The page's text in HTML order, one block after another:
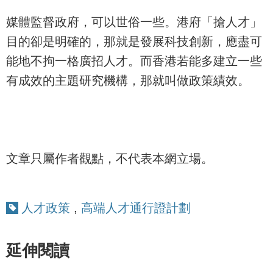
媒體監督政府，可以世俗一些。港府「搶人才」
目的卻是明確的，那就是發展科技創新，應盡可
能地不拘一格廣招人才。而香港若能多建立一些
有成效的主題研究機構，那就叫做政策績效。
文章只屬作者觀點，不代表本網立場。
人才政策 , 高端人才通行證計劃
延伸閱讀